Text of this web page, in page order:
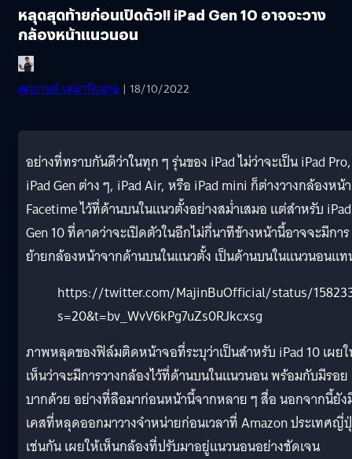
หลุดสุดท้ายก่อนเปิดตัว!! iPad Gen 10 อาจจะวาง
กล้องหน้าแนวนอน
ศุภกานต์ เหล่ารัตนกุล | 18/10/2022
อย่างที่ทราบกันดีว่าในทุก ๆ รุ่นของ iPad ไม่ว่าจะเป็น iPad Pro,
iPad Gen ต่าง ๆ, iPad Air, หรือ iPad mini ก็ต่างวางกล้องหน้า
Facetime ไว้ที่ด้านบนในแนวตั้งอย่างสม่ำเสมอ แต่สำหรับ iPad
Gen 10 ที่คาดว่าจะเปิดตัวในอีกไม่กี่นาทีข้างหน้านี้อาจจะมีการ
ย้ายกล้องหน้าจากด้านบนในแนวตั้ง เป็นด้านบนในแนวนอนแ
https://twitter.com/MajinBuOfficial/status/
s=20&t=bv_WvV6kPg7uZs0RJkcxsg
ภาพหลุดของฟิล์มติดหน้าจอที่ระบุว่าเป็นสำหรับ iPad 10 เผย
เห็นว่าจะมีการวางกล้องไว้ที่ด้านบนในแนวนอน พร้อมกับมีรอย
บากด้วย อย่างที่ลือมาก่อนหน้านี้จากหลาย ๆ สื่อ นอกจากนี้ยัง
เคสที่หลุดออกมาวางจำหน่ายก่อนเวลาที่ Amazon ประเทศญี่
เช่นกัน เผยให้เห็นกล้องที่ปรับมาอยู่แนวนอนอย่างชัดเจน